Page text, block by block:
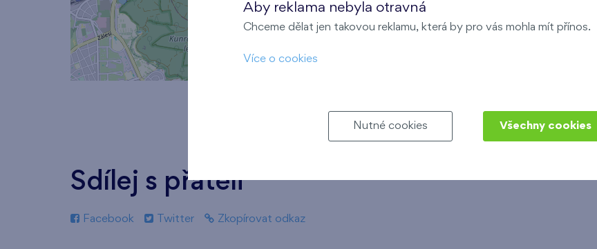
Sdílej s přáteli
Facebook Twitter Zkopírovat odkaz
Aby reklama nebyla otravná
Chceme dělat jen takovou reklamu, která by pro vás mohla mít přínos.
Více o cookies
Nutné cookies Všechny cookies